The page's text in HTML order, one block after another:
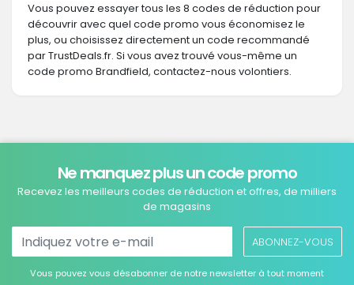
Vous pouvez essayer tous les 8 codes de réduction pour
découvrir avec quel code promo vous économisez le
plus, ou choisissez directement un code recommandé
par TrustDeals.fr. Si vous avez trouvé vous-même un
code promo Brandfield, contactez-nous volontiers.
Ne manquez plus un code promo
Recevez les meilleurs codes de réduction et offres, de milliers
de magasins
ABONNEZ-VOUS
Vous pouvez vous désabonner de notre newsletter à tout moment